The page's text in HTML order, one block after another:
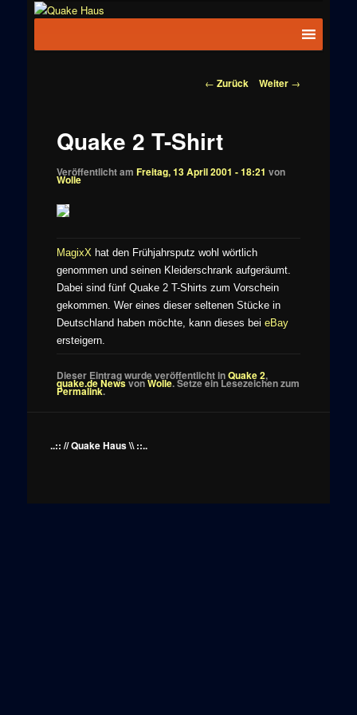
News zu
Beitragsnavigation
← Zurück Weiter →
Quake 2 T-Shirt
Veröffentlicht am Freitag, 13 April 2001 - 18:21 von
Wolle
MagixXhat den Frühjahrsputz wohl wörtlich
genommen und seinen Kleiderschrank aufgeräumt.
Dabei sind fünf Quake 2 T-Shirts zum Vorschein
gekommen. Wer eines dieser seltenen Stücke in
Deutschland haben möchte, kann dieses bei eBay
ersteigern.
Dieser Eintrag wurde veröffentlicht inQuake 2,
quake.de NewsvonWolle. Setze ein Lesezeichen zum
Permalink.
..:: // Quake Haus \\ ::..